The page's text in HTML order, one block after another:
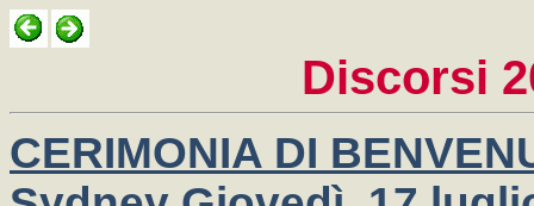
Discorsi
CERIMONIA DI